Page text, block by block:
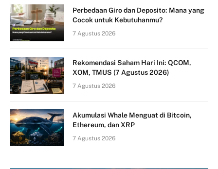
Perbedaan Giro dan Deposito: Mana yang
Cocok untuk Kebutuhanmu?
7 Agustus 2026
Rekomendasi Saham Hari Ini: QCOM,
XOM, TMUS (7 Agustus 2026)
7 Agustus 2026
Akumulasi Whale Menguat di Bitcoin,
Ethereum, dan XRP
7 Agustus 2026